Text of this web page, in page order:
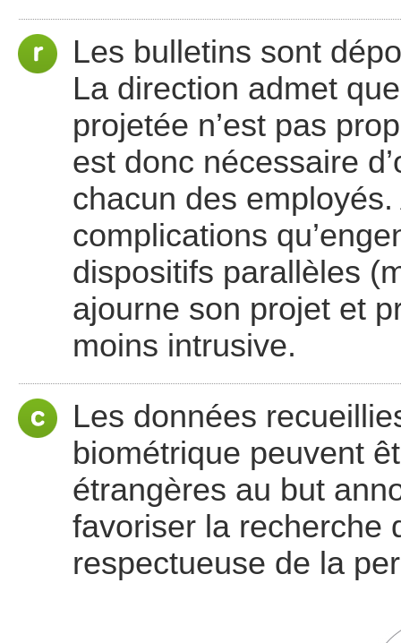
Les bulletins sont
La direction admet
projetée n’est pas
est donc nécessaire
chacun des
complications
dispositifs parallèles
ajourne son projet et
moins intrusive.
Les données
biométrique peuvent
étrangères au but
favoriser la recherche
respectueuse de la